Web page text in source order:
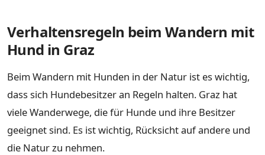
Verhaltensregeln beim Wandern mit
Hund in Graz
Beim Wandern mit Hunden in der Natur ist es wichtig,
dass sich Hundebesitzer an Regeln halten. Graz hat
viele Wanderwege, die für Hunde und ihre Besitzer
geeignet sind. Es ist wichtig, Rücksicht auf andere und
die Natur zu nehmen.